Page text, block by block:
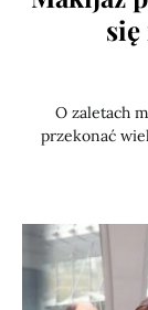
O zaletach
przekonać